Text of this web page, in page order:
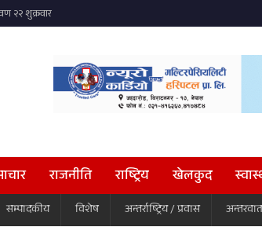
राजनीति राष्ट्रिय खेलकुद
सम्पादकीय विशेष अन्तर्राष्ट्रिय / प्रवास